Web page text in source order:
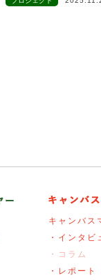
キャンバス
・インタビ
・コラム
・レポート